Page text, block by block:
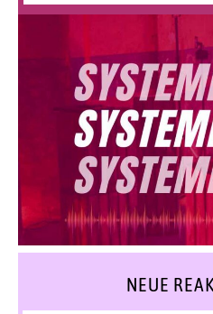
NEUE